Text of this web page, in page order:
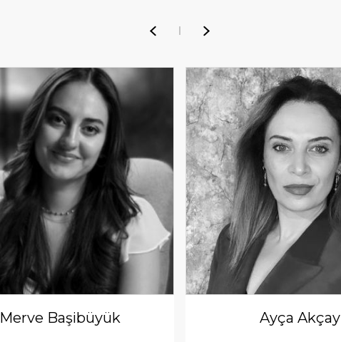
Merve Başibüyük Ayça Akçay